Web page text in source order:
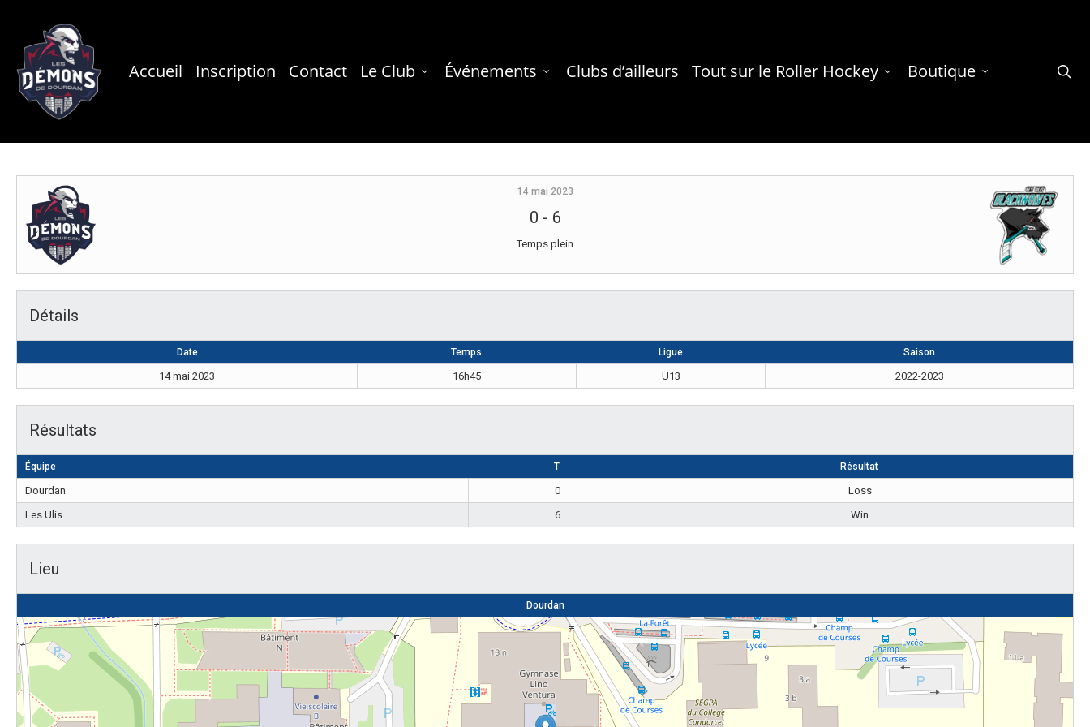
main
content
Accueil Inscription Contact Le Club Événements Clubs d’ailleurs Tout sur le Roller Hockey Boutique
14 mai 2023
0 - 6
Temps plein
Détails
Date Temps Ligue Saison
14 mai 2023 16h45 U13 2022-2023
Résultats
Équipe T Résultat
Dourdan 0
Loss
Les Ulis
6 Win
Lieu
Dourdan